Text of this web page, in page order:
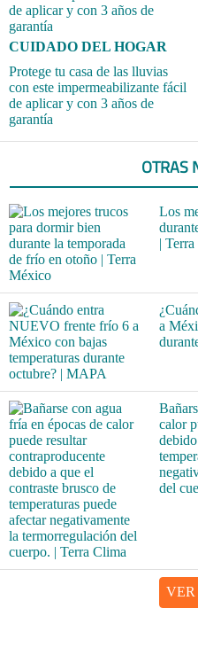
CUIDADO DEL HOGAR
Protege tu casa de las lluvias
con este impermeabilizante fácil
de aplicar y con 3 años de
garantía
OTRAS
Los
|
a
calor
del
VER